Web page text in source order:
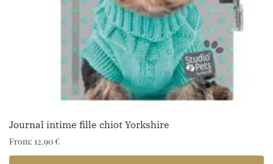
Journal intime fille chiot Yorkshire
From: 12.90€